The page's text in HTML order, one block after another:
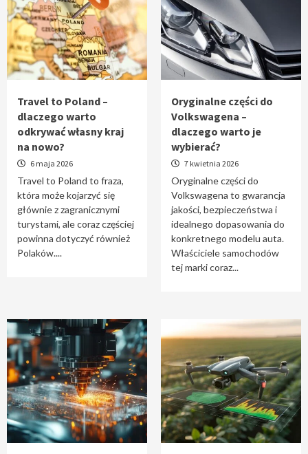
4
5
Tworzenie aplikacji internetowych – jak
powstają nowoczesne rozwiązania cyfrowe
1
Travel to Poland – dlaczego warto odkrywać
własny kraj na nowo?
2
Oryginalne części do Volkswagena –
dlaczego warto je wybierać?
Cięcie laserem i frezowanie CNC –
4
Czy sztuczna inteligencja wyprze pracę
geodety w przyszłości?
Tworzenie aplikacji internetowych – jak
powstają nowoczesne rozwiązania cyfrowe
Travel to Poland –
dlaczego warto
odkrywać własny kraj
na nowo?
6 maja 2026
Travel to Poland to fraza,
która może kojarzyć się
głównie z zagranicznymi
turystami, ale coraz częściej
powinna dotyczyć również
Polaków....
Oryginalne części do
Volkswagena –
dlaczego warto je
wybierać?
7 kwietnia 2026
Oryginalne części do
Volkswagena to gwarancja
jakości, bezpieczeństwa i
idealnego dopasowania do
konkretnego modelu auta.
Właściciele samochodów
tej marki coraz...